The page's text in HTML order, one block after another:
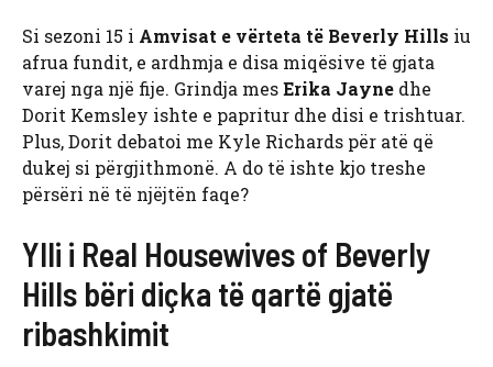
Si sezoni 15 i Amvisat e vërteta të Beverly Hills iu
afrua fundit, e ardhmja e disa miqësive të gjata
varej nga një fije. Grindja mesErika Jayne dhe
Dorit Kemsley ishte e papritur dhe disi e trishtuar.
Plus, Dorit debatoi me Kyle Richards për atë që
dukej si përgjithmonë. A do të ishte kjo treshe
përsëri në të njëjtën faqe?
Ylli i Real Housewives of Beverly
Hills bëri diçka të qartë gjatë
ribashkimit